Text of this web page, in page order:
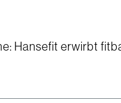
Hansefit erwirbt